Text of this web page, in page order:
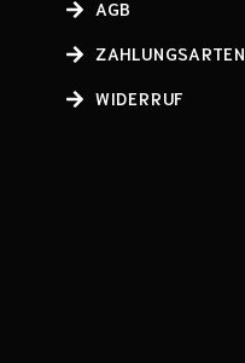
AGB
ZAHLUNGSARTEN
WIDERRUF